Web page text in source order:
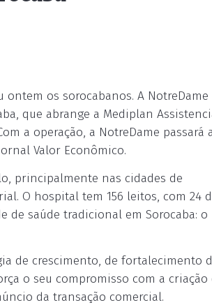
os sorocabanos. A NotreDame
que abrange a Mediplan
a operação, a NotreDame passará
Valor Econômico.
principalmente nas cidades de
O hospital tem 156 leitos, com 24
de saúde tradicional em Sorocaba: o
de crescimento, de fortalecimento
o seu compromisso com a criação
da transação comercial.